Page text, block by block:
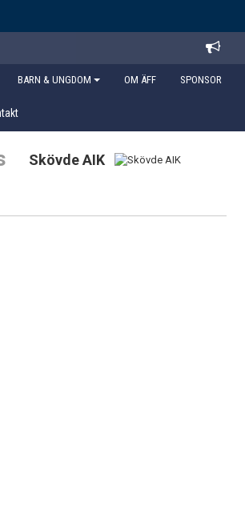
BARN & UNGDOM OM ÄFF SPONSOR
Skövde AIK